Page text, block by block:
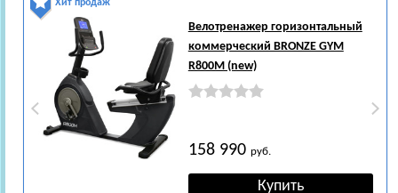
Хит продаж
Велотренажер горизонтальный
коммерческий BRONZE GYM
R800M (new)
158 990 руб.